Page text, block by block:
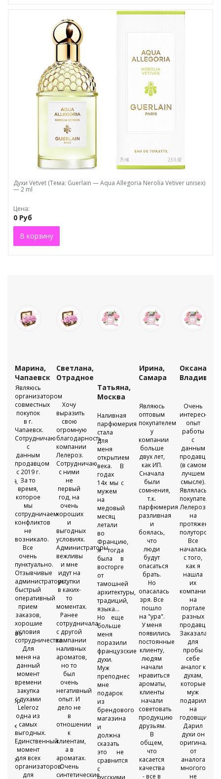
Духи Vеtvеt (Тема: Guerlain — Aqua Allegoria Nerolia Vetiver unisex)
— 2 ml
Цена:
0 Руб
В корзину
Марина,
Чапаевск
Являюсь
организатором
совместных
покупок
в г.
Чапаевск.
Сотрудничаю
с
данным
продавцом
с 2019 г.
За то
время,
которое
мы
сотрудничаем
конфликтов
не
возникало.
Все
очень
пунктуально.
Отзывчивые
администраторы,
быстрый
оперативный
прием
заказов,
хорошие
условия
сотрудничества.
Для
меня на
данный
момент
времени
закупка
с духами
Leleroz
одна из
самых
выгодных.
Единственный
момент
для всех
организаторов:
для
Светлана,
Отрадное
Хочу
выразить
свою
огромную
благодарность
компании
Лелероз.
Сотрудничаю
с ними
не
первый
год, на
очень
хороших
и
выгодных
условиях.
Администраторы
вежливы
и мне
идут на
уступки
в каких-
то
моментах.
Ранее
сотрудничала
с другой
компании
наливных
ароматов,
но то
был
очень
негативный
опыт. И
дело не
в
отношении
к
клиентам,
а в
ароматах.
Очень
синтетические,
Татьяна,
Москва
Наливная
парфюмерия
стала
для
меня
открытием
века. В
годах
14х мы с
мужем
на
медовый
месяц
летали
во
Францию,
я тогда
была в
восторге
от
тамошней
архитектуры,
традиций,
языка...
Но еще
больше
меня
поразили
французские
духи.
Муж
преподнес
мне
подарок
из
брендового
магазина
и
должна
сказать
это не
сравнится
с
русскими
Ирина,
Самара
Являюсь
оптовым
покупателем
у
компании
больше
двух лет,
как ИП.
Сначала
были
сомнения,
т.к.
парфюмерия
разливная
и
боялась,
что
люди
будут
опасаться
брать.
Но
опасалась
зря. Все
пошло
на "ура".
У меня
появились
постоянные
клиенту,
людям
начали
нравиться
ароматы,
клиенты
начали
советовать
продукцию
друзьям.
В
общем,
что
касается
качества
- все в
Оксана,
Очень
интересный
опыт
работы
с
данным
продавцом
(в самом
лучшем
смысле).
Являлась
Лелероз
на
протяжении
Все
началась
с того,
как я
нашла
их
компанию
на
портале
разных
продавцов.
Заказала
для
пробы
себе
аналог к
духам,
которые
муж
подарил
на
годовщину.
Дарил
духи он
от
аналога
многого
не